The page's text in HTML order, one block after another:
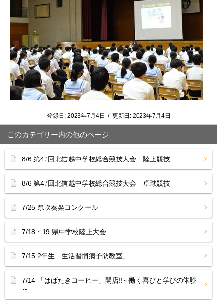
登録日: 2023年7月4日 / 更新日: 2023年7月4日
このカテゴリー内の他のページ
8/6 第47回北信越中学校総合競技大会 陸上競技
8/6 第47回北信越中学校総合競技大会 卓球競技
7/25 県吹奏楽コンクール
7/18・19 県中学校陸上大会
7/15 2年生「生活習慣病予防教室」
7/14 「はばたきコーヒー」開店‼︎～働く喜びと学びの体験
～